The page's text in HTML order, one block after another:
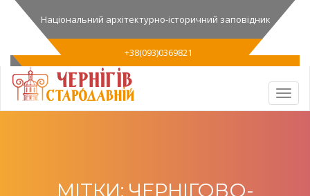
Національний архітектурно-історичний заповідник
+38(093)0369821
МІТКИ: ЧЕРНІГОВО-